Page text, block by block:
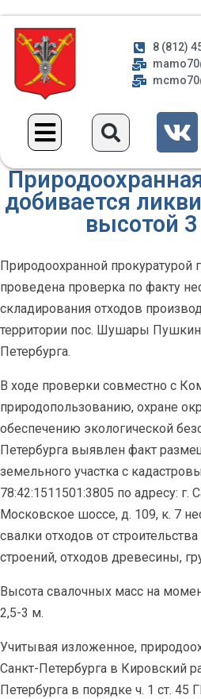
8 (812)
добивается
высотой
Природоохранной прокуратурой
проведена проверка по факту
складирования отходов
территории пос. Шушары
Петербурга.
В ходе проверки совместно с
природопользованию, охране
обеспечению экологической
Петербурга выявлен факт
земельного участка с
78:42:1511501:3805 по адресу: г.
Московское шоссе, д. 109, к. 7
свалки отходов от
строений, отходов древесины,
Высота свалочных масс на
2,5-3 м.
Учитывая изложенное,
Санкт-Петербурга в Кировский
Петербурга в порядке ч. 1 ст.